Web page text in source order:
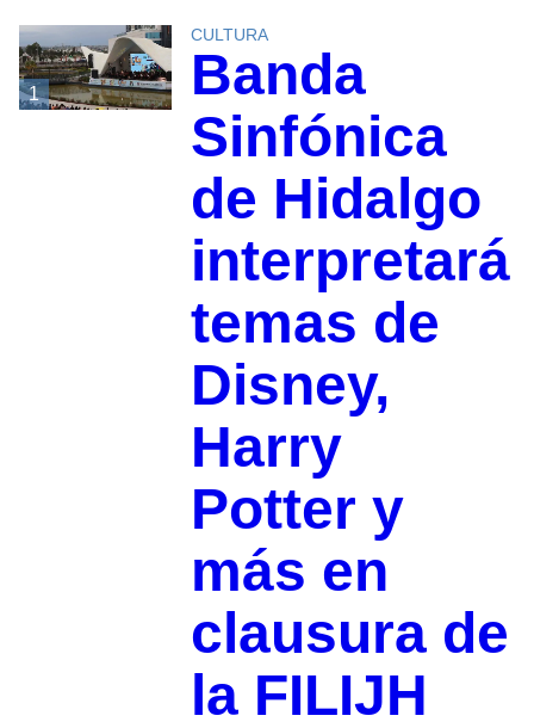
1
CULTURA
Banda
Sinfónica
de Hidalgo
interpretará
temas de
Disney,
Harry
Potter y
más en
clausura de
la FILIJH